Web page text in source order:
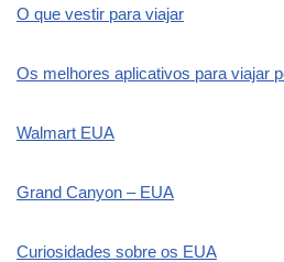
O que vestir para viajar
Os melhores aplicativos para viajar
Walmart EUA
Grand Canyon – EUA
Curiosidades sobre os EUA